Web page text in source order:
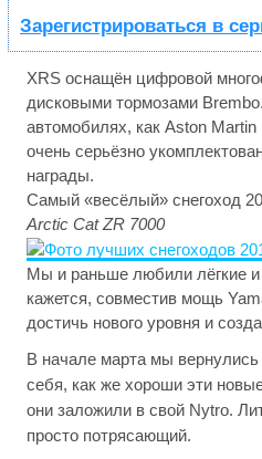
Зарегистрироваться в
XRS оснащён цифровой
дисковыми тормозами
автомобилях, как Aston
очень серьёзно
награды.
Самый «весёлый» снегоход
Arctic Cat ZR 7000
Мы и раньше любили лёгкие
кажется, совместив мощь
достичь нового уровня и
В начале марта мы
себя, как же хороши эти
они заложили в свой Nytro.
просто потрясающий.